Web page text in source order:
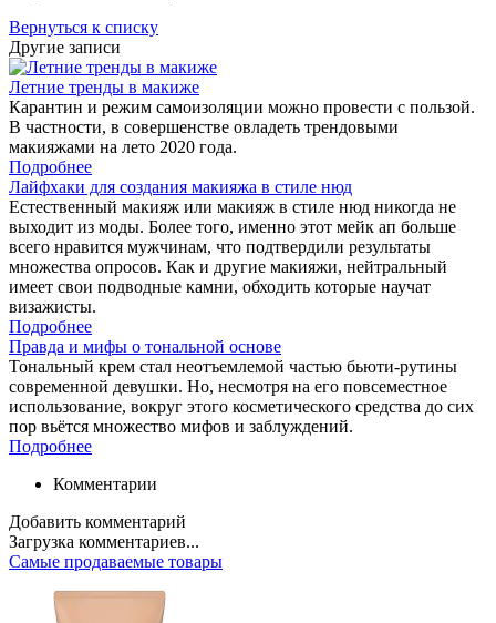
Вернуться к списку
Другие записи
Летние тренды в макиже
Карантин и режим самоизоляции можно провести с пользой.
В частности, в совершенстве овладеть трендовыми
макияжами на лето 2020 года.
Подробнее
Лайфхаки для создания макияжа в стиле нюд
Естественный макияж или макияж в стиле нюд никогда не
выходит из моды. Более того, именно этот мейк ап больше
всего нравится мужчинам, что подтвердили результаты
множества опросов. Как и другие макияжи, нейтральный
имеет свои подводные камни, обходить которые научат
визажисты.
Подробнее
Правда и мифы о тональной основе
Тональный крем стал неотъемлемой частью бьюти-рутины
современной девушки. Но, несмотря на его повсеместное
использование, вокруг этого косметического средства до сих
пор вьётся множество мифов и заблуждений.
Подробнее
Комментарии
Добавить комментарий
Загрузка комментариев...
Самые продаваемые товары